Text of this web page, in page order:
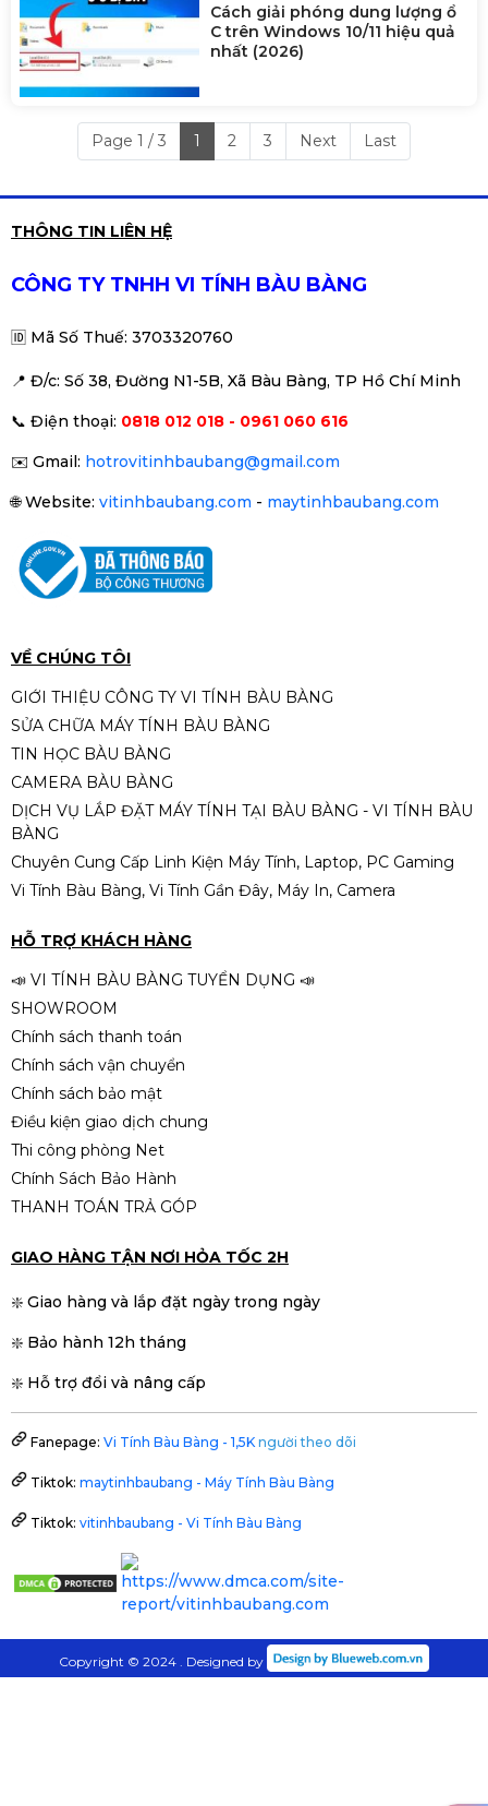
Cách giải phóng dung lượng ổ
C trên Windows 10/11 hiệu quả
nhất (2026)
Page 1 / 3 1 2 3 Next Last
THÔNG TIN LIÊN HỆ
CÔNG TY TNHH VI TÍNH BÀU BÀNG
🆔 Mã Số Thuế: 3703320760
📍 Đ/c: Số 38, Đường N1-5B, Xã Bàu Bàng, TP Hồ Chí Minh
📞 Điện thoại: 0818 012 018 - 0961 060 616
✉️ Gmail: hotrovitinhbaubang@gmail.com
🌐Website: vitinhbaubang.com - maytinhbaubang.com
VỀ CHÚNG TÔI
GIỚI THIỆU CÔNG TY VI TÍNH BÀU BÀNG
SỬA CHỮA MÁY TÍNH BÀU BÀNG
TIN HỌC BÀU BÀNG
CAMERA BÀU BÀNG
DỊCH VỤ LẮP ĐẶT MÁY TÍNH TẠI BÀU BÀNG - VI TÍNH BÀU
BÀNG
Chuyên Cung Cấp Linh Kiện Máy Tính, Laptop, PC Gaming
Vi Tính Bàu Bàng, Vi Tính Gần Đây, Máy In, Camera
HỖ TRỢ KHÁCH HÀNG
📣 VI TÍNH BÀU BÀNG TUYỂN DỤNG 📣
SHOWROOM
Chính sách thanh toán
Chính sách vận chuyển
Chính sách bảo mật
Điều kiện giao dịch chung
Thi công phòng Net
Chính Sách Bảo Hành
THANH TOÁN TRẢ GÓP
GIAO HÀNG TẬN NƠI HỎA TỐC 2H
❇️ Giao hàng và lắp đặt ngày trong ngày
❇️ Bảo hành 12h tháng
❇️ Hỗ trợ đổi và nâng cấp
Fanepage: Vi Tính Bàu Bàng - 1,5K người theo dõi
Tiktok: maytinhbaubang - Máy Tính Bàu Bàng
Tiktok: vitinhbaubang - Vi Tính Bàu Bàng
Copyright © 2024 . Designed by